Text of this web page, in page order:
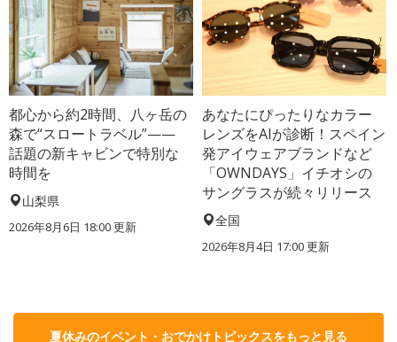
都心から約2時間、八ヶ岳の
森で“スロートラベル”——
話題の新キャビンで特別な
時間を
山梨県
2026年8月6日 18:00更新
あなたにぴったりなカラー
レンズをAIが診断！スペイン
発アイウェアブランドなど
「OWNDAYS」イチオシの
サングラスが続々リリース
全国
2026年8月4日 17:00更新
夏休みのイベント・おでかけトピックスをもっと見る